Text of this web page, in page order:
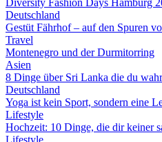
Diversity Fashion Days Hamburg
Deutschland
Gestüt Fährhof – auf den Spuren
Travel
Montenegro und der Durmitorring
Asien
8 Dinge über Sri Lanka die du
Deutschland
Yoga ist kein Sport, sondern eine
Lifestyle
Hochzeit: 10 Dinge, die dir keiner
Lifestyle